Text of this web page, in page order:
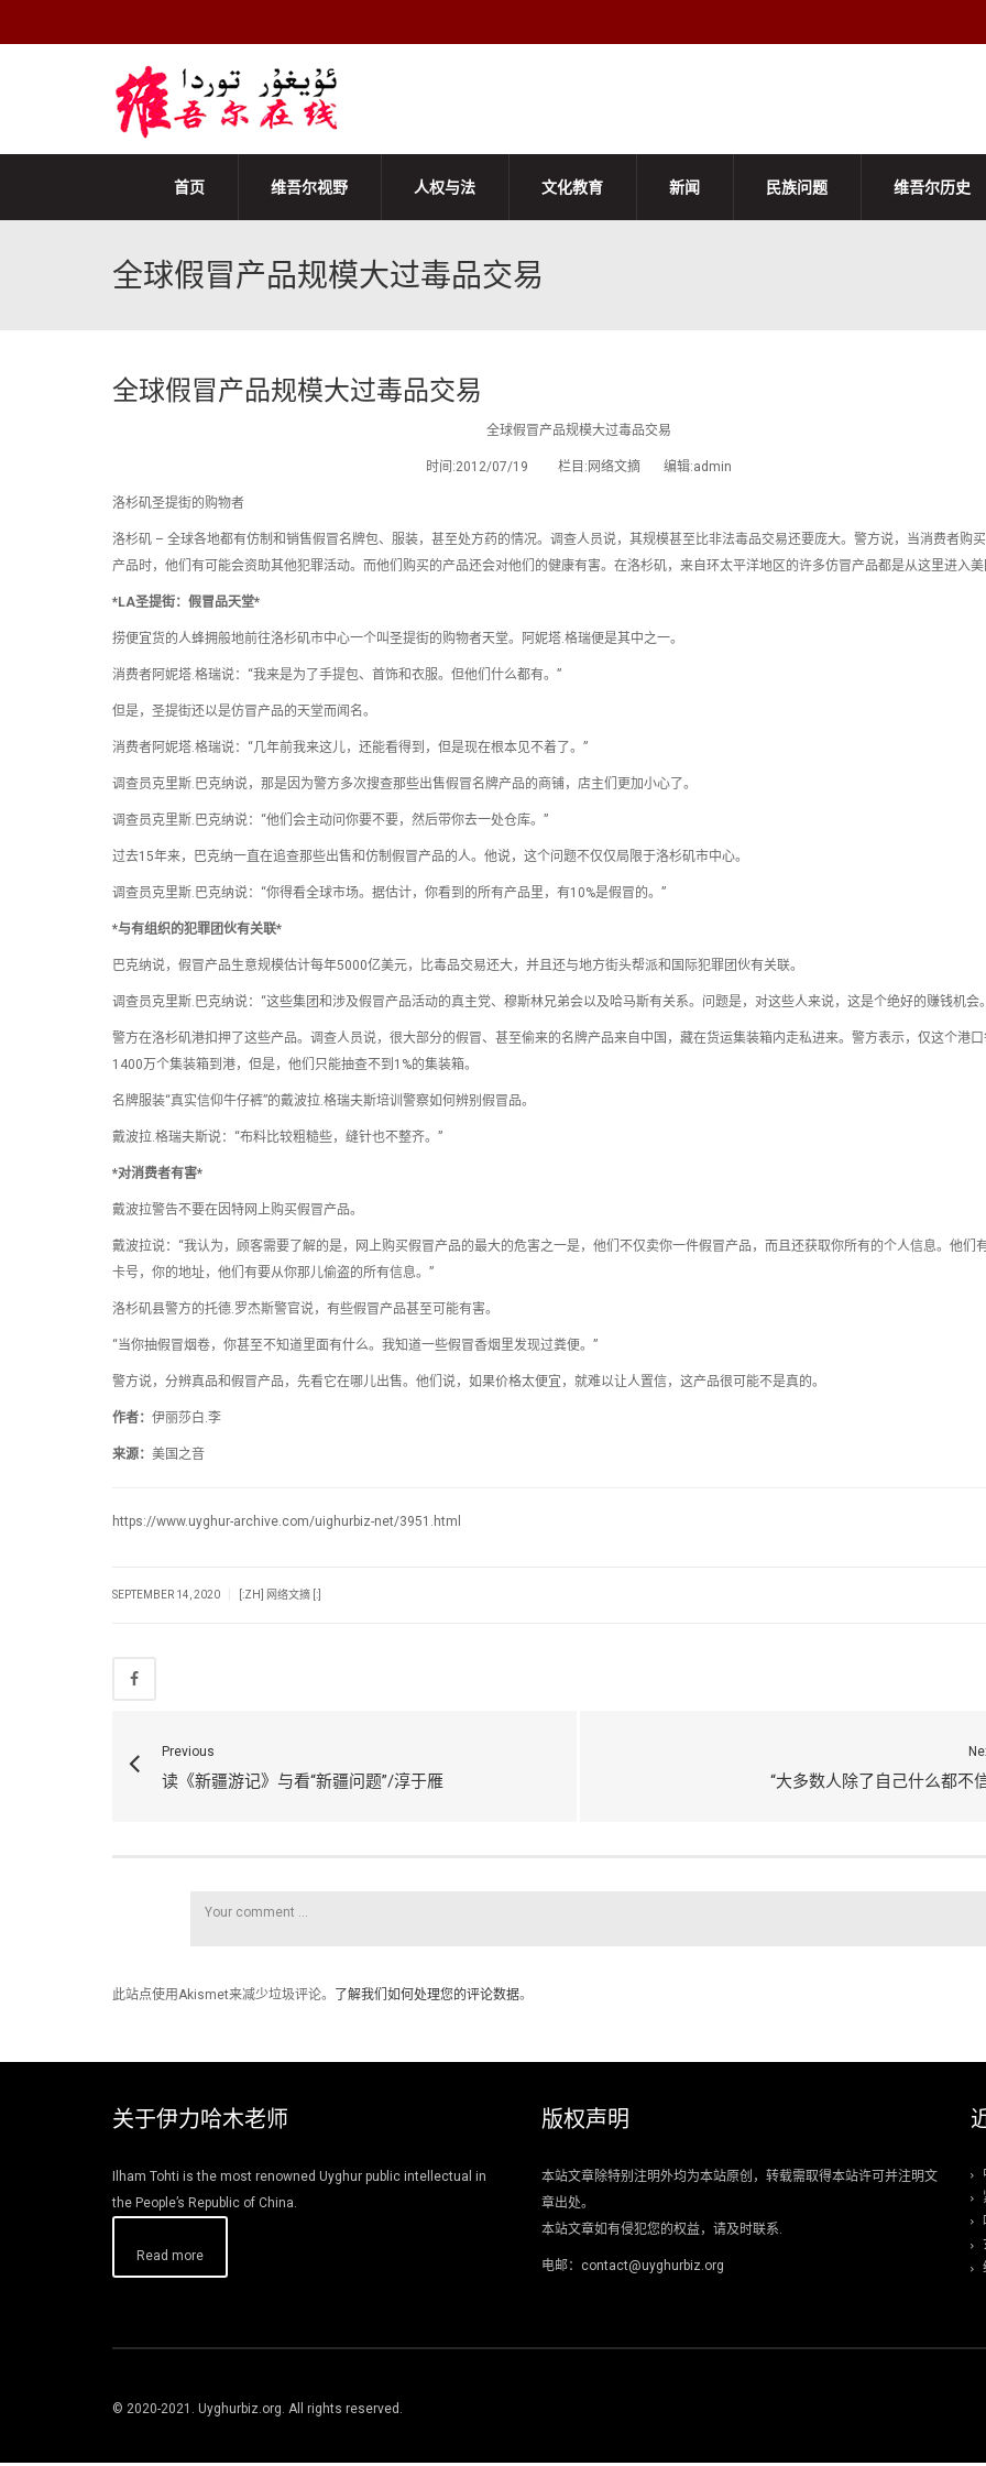
首页 维吾尔视野 人权与法 文化教育 新闻 民族问题 维吾尔历史
全球假冒产品规模大过毒品交易
全球假冒产品规模大过毒品交易
全球假冒产品规模大过毒品交易
时间:2012/07/19 栏目:网络文摘 编辑:admin
洛杉矶圣提街的购物者
洛杉矶 – 全球各地都有仿制和销售假冒名牌包、服装，甚至处方药的情况。调查人员说，其规模甚至比非法毒品交易还要庞大。警方说，当消费者购
产品时，他们有可能会资助其他犯罪活动。而他们购买的产品还会对他们的健康有害。在洛杉矶，来自环太平洋地区的许多仿冒产品都是从这里进入
*LA圣提街：假冒品天堂*
捞便宜货的人蜂拥般地前往洛杉矶市中心一个叫圣提街的购物者天堂。阿妮塔.格瑞便是其中之一。
消费者阿妮塔.格瑞说：“我来是为了手提包、首饰和衣服。但他们什么都有。”
但是，圣提街还以是仿冒产品的天堂而闻名。
消费者阿妮塔.格瑞说：“几年前我来这儿，还能看得到，但是现在根本见不着了。”
调查员克里斯.巴克纳说，那是因为警方多次搜查那些出售假冒名牌产品的商铺，店主们更加小心了。
调查员克里斯.巴克纳说：“他们会主动问你要不要，然后带你去一处仓库。”
过去15年来，巴克纳一直在追查那些出售和仿制假冒产品的人。他说，这个问题不仅仅局限于洛杉矶市中心。
调查员克里斯.巴克纳说：“你得看全球市场。据估计，你看到的所有产品里，有10%是假冒的。”
*与有组织的犯罪团伙有关联*
巴克纳说，假冒产品生意规模估计每年5000亿美元，比毒品交易还大，并且还与地方街头帮派和国际犯罪团伙有关联。
调查员克里斯.巴克纳说：“这些集团和涉及假冒产品活动的真主党、穆斯林兄弟会以及哈马斯有关系。问题是，对这些人来说，这是个绝好的赚钱机会
警方在洛杉矶港扣押了这些产品。调查人员说，很大部分的假冒、甚至偷来的名牌产品来自中国，藏在货运集装箱内走私进来。警方表示，仅这个港
1400万个集装箱到港，但是，他们只能抽查不到1%的集装箱。
名牌服装“真实信仰牛仔裤”的戴波拉.格瑞夫斯培训警察如何辨别假冒品。
戴波拉.格瑞夫斯说：“布料比较粗糙些，缝针也不整齐。”
*对消费者有害*
戴波拉警告不要在因特网上购买假冒产品。
戴波拉说：“我认为，顾客需要了解的是，网上购买假冒产品的最大的危害之一是，他们不仅卖你一件假冒产品，而且还获取你所有的个人信息。他们
卡号，你的地址，他们有要从你那儿偷盗的所有信息。”
洛杉矶县警方的托德.罗杰斯警官说，有些假冒产品甚至可能有害。
“当你抽假冒烟卷，你甚至不知道里面有什么。我知道一些假冒香烟里发现过粪便。”
警方说，分辨真品和假冒产品，先看它在哪儿出售。他们说，如果价格太便宜，就难以让人置信，这产品很可能不是真的。
作者： 伊丽莎白.李
来源： 美国之音
https://www.uyghur-archive.com/uighurbiz-net/3951.html
SEPTEMBER 14, 2020 [:ZH] 网络文摘 [:]
Previous
读《新疆游记》与看“新疆问题”/淳于雁 “大多数人除了自己什么都不
此站点使用Akismet来减少垃圾评论。 了解我们如何处理您的评论数据。
关于伊力哈木老师
Ilham Tohti is the most renowned Uyghur public intellectual in
the People’s Republic of China.
Read more
版权声明
本站文章除特别注明外均为本站原创，转载需取得本站许可并注明文
章出处。
本站文章如有侵犯您的权益，请及时联系.
电邮：contact@uyghurbiz.org
© 2020-2021. Uyghurbiz.org. All rights reserved.